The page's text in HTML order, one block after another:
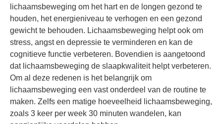
lichaamsbeweging om het hart en de longen gezond te
houden, het energieniveau te verhogen en een gezond
gewicht te behouden. Lichaamsbeweging helpt ook om
stress, angst en depressie te verminderen en kan de
cognitieve functie verbeteren. Bovendien is aangetoond
dat lichaamsbeweging de slaapkwaliteit helpt verbeteren.
Om al deze redenen is het belangrijk om
lichaamsbeweging een vast onderdeel van de routine te
maken. Zelfs een matige hoeveelheid lichaamsbeweging,
zoals 3 keer per week 30 minuten wandelen, kan